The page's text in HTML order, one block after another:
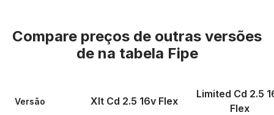
Compare preços de outras versões
de na tabela Fipe
Versão Xlt Cd 2.5 16v Flex
Limited Cd 2.5
Flex